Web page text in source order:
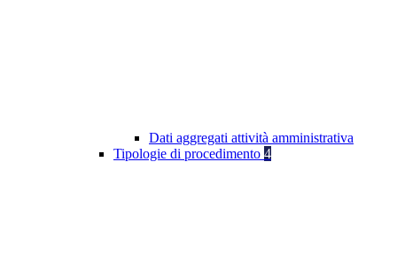
Dati aggregati attività amministrativa
Tipologie di procedimento 4